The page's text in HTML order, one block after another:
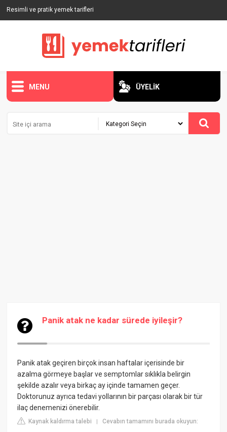
Resimli ve pratik yemek tarifleri
MENU ÜYELİK
Panik atak ne kadar sürede iyileşir?
Panik atak geçiren birçok insan haftalar içerisinde bir
azalma görmeye başlar ve semptomlar sıklıkla belirgin
şekilde azalır veya birkaç ay içinde tamamen geçer.
Doktorunuz ayrıca tedavi yollarının bir parçası olarak bir tür
ilaç denemenizi önerebilir.
Kaynak kaldırma talebi |Cevabın tamamını burada okuyun: